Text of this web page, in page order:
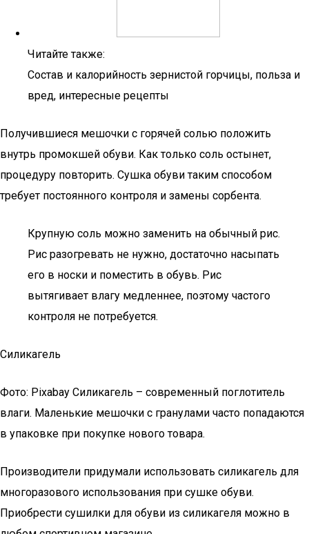
Читайте также:
Состав и калорийность зернистой горчицы, польза и
вред, интересные рецепты
Получившиеся мешочки с горячей солью положить
внутрь промокшей обуви. Как только соль остынет,
процедуру повторить. Сушка обуви таким способом
требует постоянного контроля и замены сорбента.
Крупную соль можно заменить на обычный рис.
Рис разогревать не нужно, достаточно насыпать
его в носки и поместить в обувь. Рис
вытягивает влагу медленнее, поэтому частого
контроля не потребуется.
Силикагель
Фото: Pixabay Силикагель – современный поглотитель
влаги. Маленькие мешочки с гранулами часто попадаются
в упаковке при покупке нового товара.
Производители придумали использовать силикагель для
многоразового использования при сушке обуви.
Приобрести сушилки для обуви из силикагеля можно в